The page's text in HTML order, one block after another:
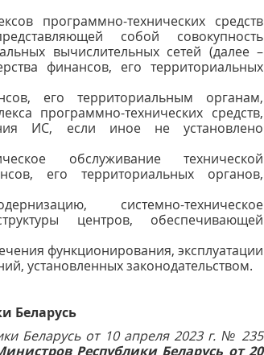
программно-технических средств
собой совокупность
вычислительных сетей (далее –
финансов, его территориальных
его территориальным органам,
программно-технических средств,
ИС, если иное не установлено
обслуживание технической
его территориальных органов,
системно-техническое
центров, обеспечивающей
функционирования, эксплуатации
установленных законодательством.
Беларусь
Беларусь от 10 апреля 2023 г. № 235
Республики Беларусь от 20